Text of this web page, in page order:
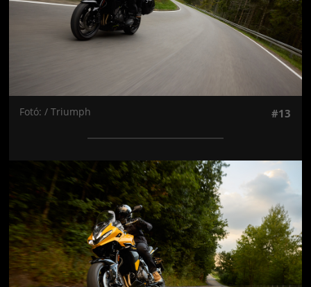
Fotó: / Triumph #13
Jön még kép!